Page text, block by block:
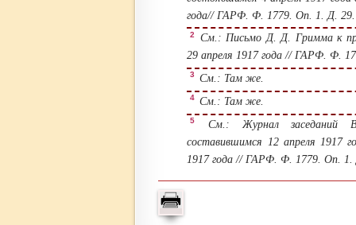
года// ГАРФ. Ф. 1779. Оп. 1. Д.
2
См.: Письмо Д. Д. Гримма к
29 апреля 1917 года // ГАРФ. Ф.
3 См.: Там же.
4 См.: Там же.
5
См.: Журнал заседаний
составившимся 12 апреля 1917
1917 года // ГАРФ. Ф. 1779. Оп.